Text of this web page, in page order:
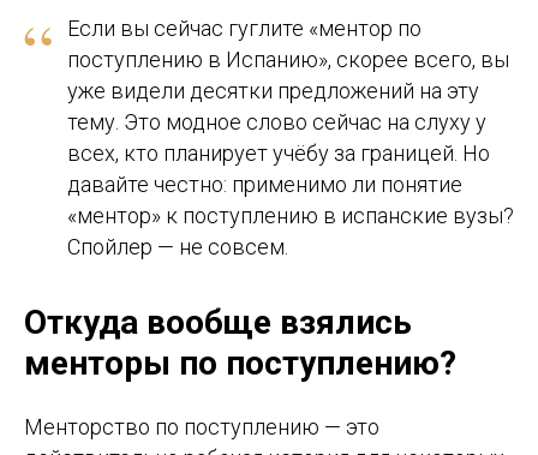
“
Если вы сейчас гуглите «ментор по
поступлению в Испанию», скорее всего, вы
уже видели десятки предложений на эту
тему. Это модное слово сейчас на слуху у
всех, кто планирует учёбу за границей. Но
давайте честно: применимо ли понятие
«ментор» к поступлению в испанские вузы?
Спойлер — не совсем.
Откуда вообще взялись
менторы по поступлению?
Менторство по поступлению — это